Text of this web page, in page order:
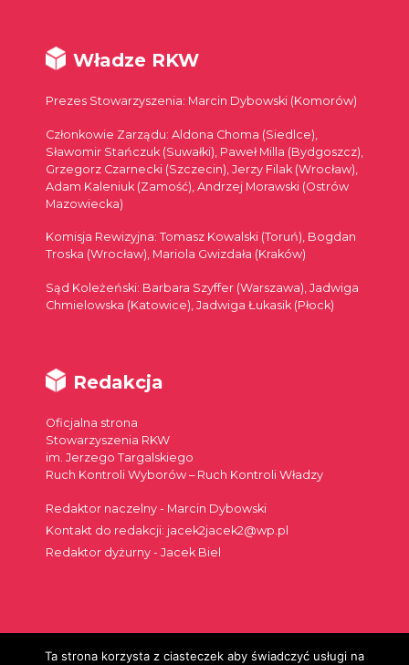
Władze RKW
Prezes Stowarzyszenia: Marcin Dybowski (Komorów)
Członkowie Zarządu: Aldona Choma (Siedlce),
Sławomir Stańczuk (Suwałki), Paweł Milla (Bydgoszcz),
Grzegorz Czarnecki (Szczecin), Jerzy Filak (Wrocław),
Adam Kaleniuk (Zamość), Andrzej Morawski (Ostrów
Mazowiecka)
Komisja Rewizyjna: Tomasz Kowalski (Toruń), Bogdan
Troska (Wrocław), Mariola Gwizdała (Kraków)
Sąd Koleżeński: Barbara Szyffer (Warszawa), Jadwiga
Chmielowska (Katowice), Jadwiga Łukasik (Płock)
Redakcja
Oficjalna strona
Stowarzyszenia RKW
im. Jerzego Targalskiego
Ruch Kontroli Wyborów – Ruch Kontroli Władzy
Redaktor naczelny - Marcin Dybowski
Kontakt do redakcji: jacek2jacek2@wp.pl
Redaktor dyżurny - Jacek Biel
Ta strona korzysta z ciasteczek aby świadczyć usługi na